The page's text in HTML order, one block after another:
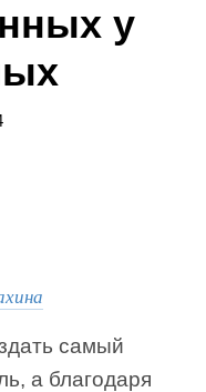
у
самый
а благодаря